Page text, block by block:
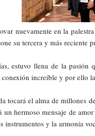
nuevamente en la
su tercera y más
estuvo llena de la
increíble y por ello
tocará el alma de millones
un hermoso mensaje de
instrumentos y la armonía